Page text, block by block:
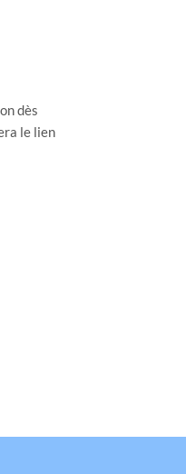
dès
le lien